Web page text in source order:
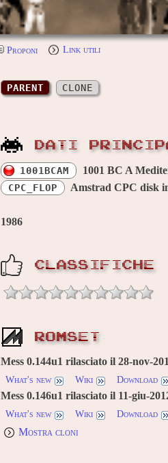
Proponi Link utili
PARENT CLONE
DATI
1001BCAM 1001 BC A
CPC_FLOP Amstrad CPC disk
1986
CLASSIFICHE
ROMSET
Mess 0.144u1 rilasciato il 28-nov-
What's new
Wiki Download
Mess 0.146u1 rilasciato il 11-giu-
What's new
Wiki Download
Mostra cloni